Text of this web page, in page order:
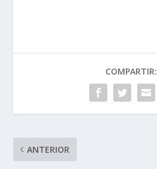
COMPARTIR:
ANTERIOR